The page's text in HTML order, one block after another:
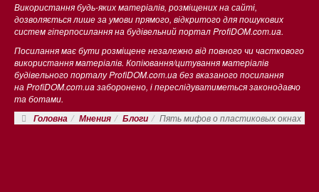
Використання будь-яких матеріалів, розміщених на сайті,
дозволяється лише за умови прямого, відкритого для пошукових
систем гіперпосилання на будівельний портал ProfiDOM.com.ua.
Посилання має бути розміщене незалежно від повного чи часткового
використання матеріалів. Копіювання/цитування матеріалів
будівельного порталу ProfiDOM.com.ua без вказаного посилання
на ProfiDOM.com.ua заборонено, і переслідуватиметься законодавчо
та ботами.
Головна
Мнения Блоги Пять мифов о пластиковых окнах